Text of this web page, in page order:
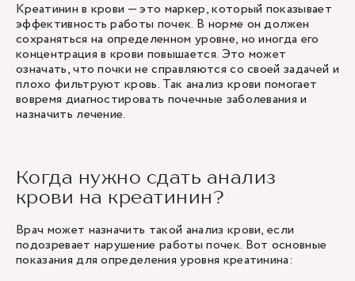
Креатинин в крови — это маркер, который показывает
эффективность работы почек. В норме он должен
сохраняться на определенном уровне, но иногда его
концентрация в крови повышается. Это может
означать, что почки не справляются со своей задачей и
плохо фильтруют кровь. Так анализ крови помогает
вовремя диагностировать почечные заболевания и
назначить лечение.
Когда нужно сдать анализ
крови на креатинин?
Врач может назначить такой анализ крови, если
подозревает нарушение работы почек. Вот основные
показания для определения уровня креатинина: